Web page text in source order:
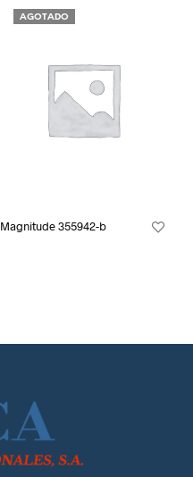
AGOTADO
Magnitude 355942-b